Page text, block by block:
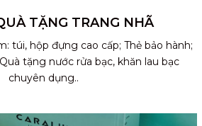
TẶNG TRANG NHÃ
túi, hộp đựng cao cấp; Thẻ bảo hành;
tặng nước rửa bạc, khăn lau bạc
chuyên dụng..